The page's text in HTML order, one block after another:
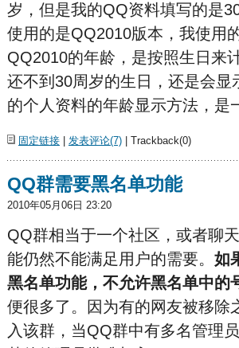
岁，但是我的QQ资料填写的是
使用的是QQ2010版本，我使用
QQ2010的年龄，是按照生日来
还不到30周岁的生日，还是会显
的个人资料的年龄显示方法，
固定链接| 发表评论(7)| Trackback(0)
QQ群需要黑名单功能
2010年05月06日 23:20
QQ群相当于一个社区，或者聊
能仍然不能满足用户的需要。 如
黑名单功能，不允许黑名单中的
便很多了。因为有的网友被移除
入该群，当QQ群中有多名管理